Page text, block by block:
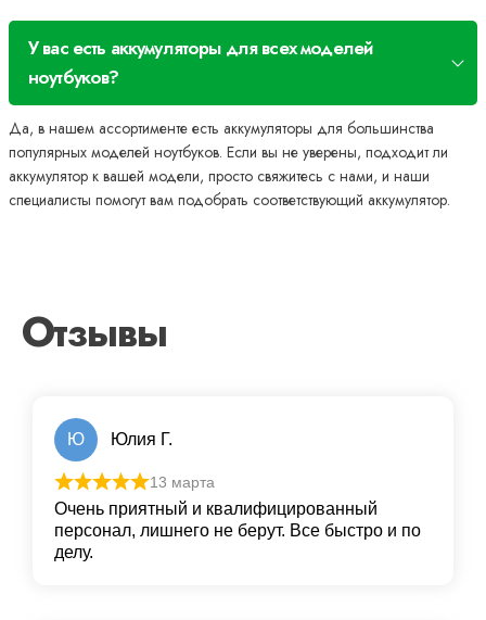
У вас есть аккумуляторы для всех моделей
ноутбуков?
Да, в нашем ассортименте есть аккумуляторы для большинства
популярных моделей ноутбуков. Если вы не уверены, подходит ли
аккумулятор к вашей модели, просто свяжитесь с нами, и наши
специалисты помогут вам подобрать соответствующий аккумулятор.
Отзывы
Ю Юлия Г.
13 марта
Очень приятный и квалифицированный
персонал, лишнего не берут. Все быстро и по
делу.